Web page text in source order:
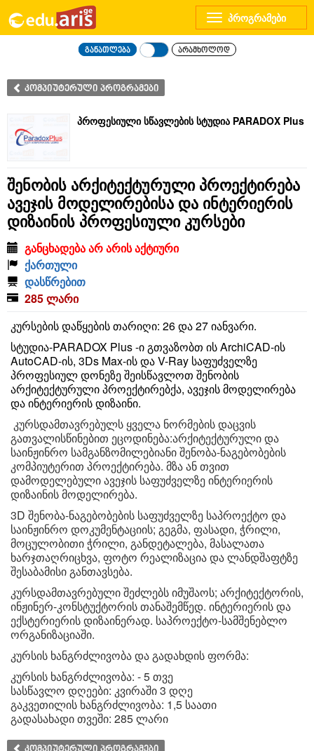
Toggle
navigation
განათლება არამხოლოდ
კომპიუტერული პროგრამები
პროფესიული სწავლების სტუდია PARADOX Plus
შენობის არქიტექტურული პროექტირება
ავეჯის მოდელირებისა და ინტერიერის
დიზაინის პროფესიული კურსები
განცხადება არ არის აქტიური
ქართული
დასწრებით
285 ლარი
კურსების დაწყების თარიღი: 26 და 27 იანვარი.
სტუდია-PARADOX Plus -ი გთვაზობთ ის ArchiCAD-ის
AutoCAD-ის, 3Ds Max-ის და V-Ray საფუძველზე
პროფესიულ დონეზე შეისწავლოთ შენობის
არქიტექტურული პროექტირებქა, ავეჯის მოდელირება
და ინტერიერის დიზაინი.
კურსდამთავრებულს ყველა ნორმების დაცვის
გათვალისწინებით ეცოდინება:არქიტექტურული და
საინჟინრო სამგანზომილებიანი შენობა-ნაგებობების
კომპიუტერით პროექტირება. მზა ან თვით
დამოდელებული ავეჯის საფუძველზე ინტერიერის
დიზაინის მოდელირება.
3D შენობა-ნაგებობების საფუძველზე საპროექტო და
საინჟინრო დოკუმენტაციის; გეგმა, ფასადი, ჭრილი,
მოცულობითი ჭრილი, განდეტალება, მასალათა
ხარჯთაღრიცხვა, ფოტო რეალიზაცია და ლანდშაფტზე
შესაბამისი განთავსება.
კურსდამთავრებული შეძლებს იმუშაოს; არქიტექტორის,
ინჟინერ-კონსტუქტორის თანაშემწედ. ინტერიერის და
ექსტერიერის დიზაინერად. საპროექტო-სამშენებლო
ორგანიზაციაში.
კურსის ხანგრძლივობა და გადახდის ფორმა:
კურსის ხანგრძლივობა: - 5 თვე
სასწავლო დღეები: კვირაში 3 დღე
გაკვეთილის ხანგრძლივობა: 1,5 საათი
გადასახადი თვეში: 285 ლარი